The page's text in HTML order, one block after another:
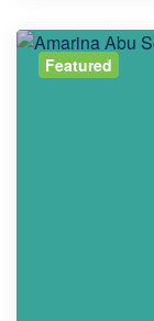
Featured